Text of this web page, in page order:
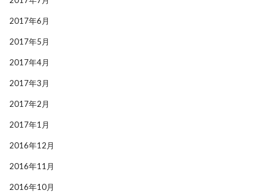
2017年6月
2017年5月
2017年4月
2017年3月
2017年2月
2017年1月
2016年12月
2016年11月
2016年10月